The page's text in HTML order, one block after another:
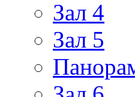
Зал 4
Зал 5